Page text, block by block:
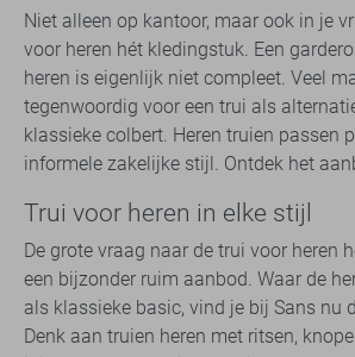
Niet alleen op kantoor, maar ook in je
voor heren hét kledingstuk. Een
heren is eigenlijk niet compleet. Veel
tegenwoordig voor een trui als
klassieke colbert. Heren truien passen
informele zakelijke stijl. Ontdek het
Trui voor heren in elke stijl
De grote vraag naar de trui voor heren
een bijzonder ruim aanbod. Waar de
als klassieke basic, vind je bij Sans nu
Denk aan truien heren met ritsen,